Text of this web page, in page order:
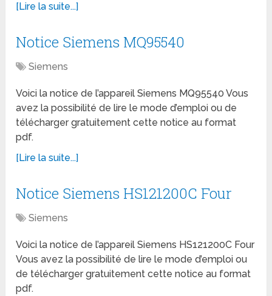
[Lire la suite...]
Notice Siemens MQ95540
Siemens
Voici la notice de l’appareil Siemens MQ95540 Vous
avez la possibilité de lire le mode d’emploi ou de
télécharger gratuitement cette notice au format
pdf.
[Lire la suite...]
Notice Siemens HS121200C Four
Siemens
Voici la notice de l’appareil Siemens HS121200C Four
Vous avez la possibilité de lire le mode d’emploi ou
de télécharger gratuitement cette notice au format
pdf.